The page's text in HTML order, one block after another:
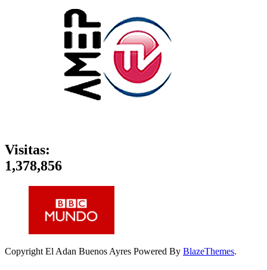
Visitas:
1,378,856
Copyright El Adan Buenos Ayres Powered By BlazeThemes.